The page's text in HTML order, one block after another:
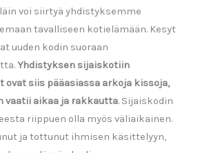
voi siirtyä yhdistyksemme
tavalliseen kotielämään. Kesyt
uuden kodin suoraan
Yhdistyksen sijaiskotiin
siis pääasiassa arkoja kissoja,
vaatii aikaa ja rakkautta. Sijaiskodin
riippuen olla myös väliaikainen.
ja tottunut ihmisen käsittelyyn,